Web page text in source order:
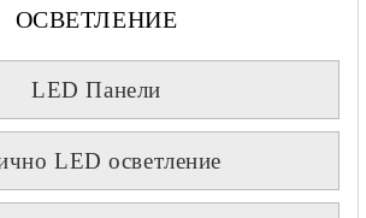
ОСВЕТЛЕНИЕ
LED Панели
LED осветление